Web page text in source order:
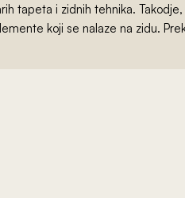
tapeta i zidnih tehnika.
koji se nalaze na zidu.